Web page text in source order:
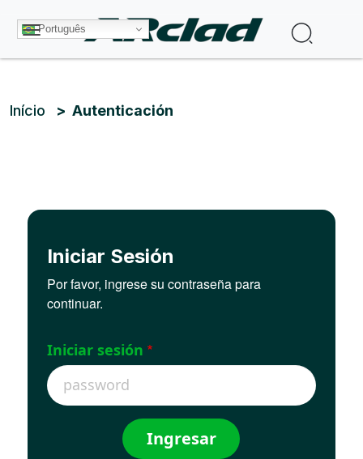
Português
Trilha de navegação
Início Autenticación
Iniciar Sesión
Por favor, ingrese su contraseña para
continuar.
Iniciar sesión